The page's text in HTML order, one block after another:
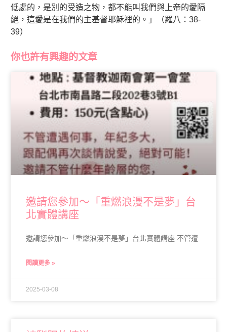
低處的，是別的受造之物，都不能叫我們與上帝的愛隔
絕，這愛是在我們的主基督耶穌裡的。」（羅八：38-
39）
你也許有興趣的文章
邀請您參加～「重燃浪漫不是夢」台
北實體講座
邀請您參加～「重燃浪漫不是夢」台北實體講座 不管遭
閱讀更多 »
2025-03-08